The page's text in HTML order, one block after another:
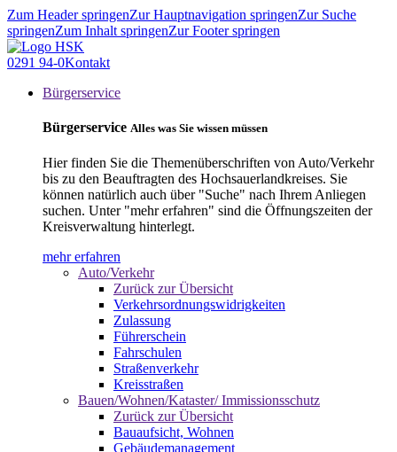
Zum Header springenZur Hauptnavigation springenZur Suche
springenZum Inhalt springenZur Footer springen
0291 94-0Kontakt
Bürgerservice
Bürgerservice Alles was Sie wissen müssen
Hier finden Sie die Themenüberschriften von Auto/Verkehr
bis zu den Beauftragten des Hochsauerlandkreises. Sie
können natürlich auch über "Suche" nach Ihrem Anliegen
suchen. Unter "mehr erfahren" sind die Öffnungszeiten der
Kreisverwaltung hinterlegt.
mehr erfahren
Auto/Verkehr
Zurück zur Übersicht
Verkehrsordnungswidrigkeiten
Zulassung
Führerschein
Fahrschulen
Straßenverkehr
Kreisstraßen
Bauen/Wohnen/Kataster/ Immissionsschutz
Zurück zur Übersicht
Bauaufsicht, Wohnen
Gebäudemanagement